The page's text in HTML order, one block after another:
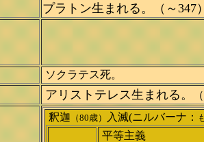
プラトン生まれる。（～347
ソクラテス死。
アリストテレス生まれる。
釈迦 （80歳） 入滅(ニルバーナ：
平等主義